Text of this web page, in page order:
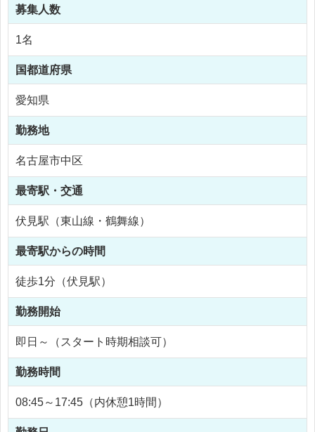
募集人数
1名
国都道府県
愛知県
勤務地
名古屋市中区
最寄駅・交通
伏見駅（東山線・鶴舞線）
最寄駅からの時間
徒歩1分（伏見駅）
勤務開始
即日～（スタート時期相談可）
勤務時間
08:45～17:45（内休憩1時間）